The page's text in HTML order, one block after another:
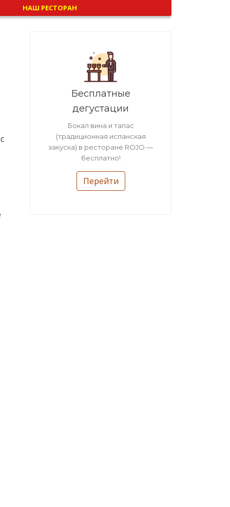
НАШ РЕСТОРАН
Бесплатные
дегустации
Бокал вина и тапас
(традиционная испанская
закуска) в ресторане ROJO —
бесплатно!
Перейти